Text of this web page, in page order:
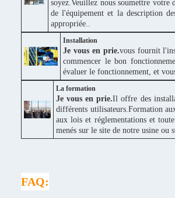
soyez.Veuillez nous soumettre votre
de l'équipement et la description
appropriée..
Installation
Je vous en prie.vous fournit
commencer le bon
évaluer le fonctionnement, et
La formation
Je vous en prie.Il offre des
différents utilisateurs.Formation
aux lois et réglementations et
menés sur le site de notre usine ou
FAQ: